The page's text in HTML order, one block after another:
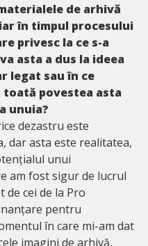
de arhivă
în timpul procesului
privesc la ce s-a
asta a dus la ideea
legat sau în ce
toată povestea asta
unuia?
dezastru este
dar asta este realitatea,
unui
am fost sigur de lucrul
de cei de la Pro
pentru
în care mi-am dat
imagini de arhivă,